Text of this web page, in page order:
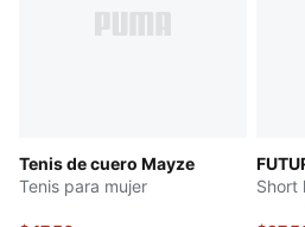
Tenis de cuero Mayze
Tenis para mujer
Short